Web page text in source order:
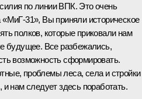
по линии ВПК. Это очень
31», Вы приняли историческое
полков, которые приковали нам
будущее. Все разбежались,
возможность сформировать.
проблемы леса, села и стройки
нам следует здесь поработать.